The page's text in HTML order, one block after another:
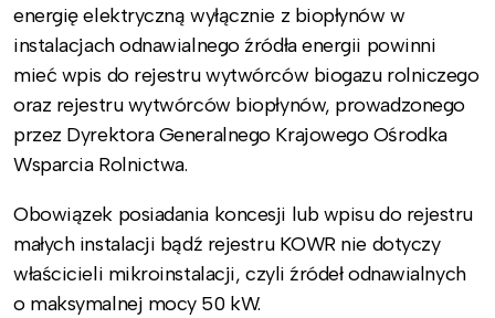
energię elektryczną wyłącznie z biopłynów w
instalacjach odnawialnego źródła energii powinni
mieć wpis do rejestru wytwórców biogazu rolniczego
oraz rejestru wytwórców biopłynów, prowadzonego
przez Dyrektora Generalnego Krajowego Ośrodka
Wsparcia Rolnictwa.
Obowiązek posiadania koncesji lub wpisu do rejestru
małych instalacji bądź rejestru KOWR nie dotyczy
właścicieli mikroinstalacji, czyli źródeł odnawialnych
o maksymalnej mocy 50 kW.